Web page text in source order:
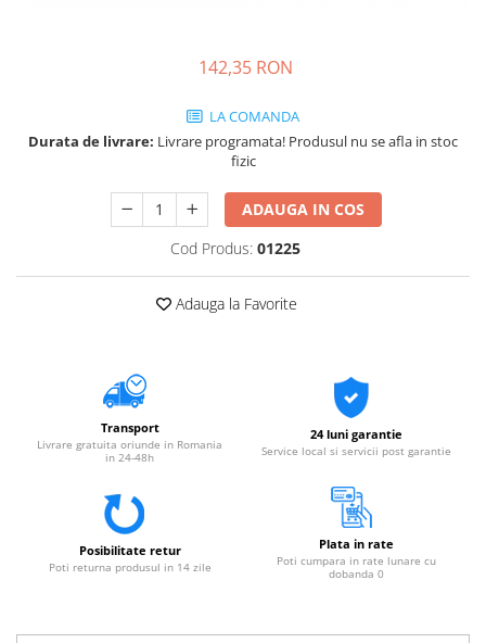
142,35 RON
LA COMANDA
Durata de livrare: Livrare programata! Produsul nu se afla in stoc
fizic
ADAUGA IN COS
Cod Produs: 01225
Adauga la Favorite
Transport
Livrare gratuita oriunde in Romania
in 24-48h
24 luni garantie
Service local si servicii post garantie
Posibilitate retur
Poti returna produsul in 14 zile
Plata in rate
Poti cumpara in rate lunare cu
dobanda 0